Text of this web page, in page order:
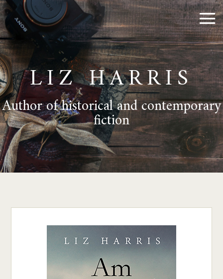
LIZ HARRIS
Author of historical and contemporary
fiction